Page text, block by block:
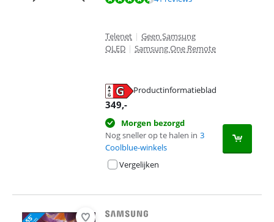
Telenet | Geen Samsung
QLED | Samsung One Remote
Productinformatieblad
349,-
Morgen bezorgd
Nog sneller op te halen in 3
Coolblue-winkels
Vergelijken